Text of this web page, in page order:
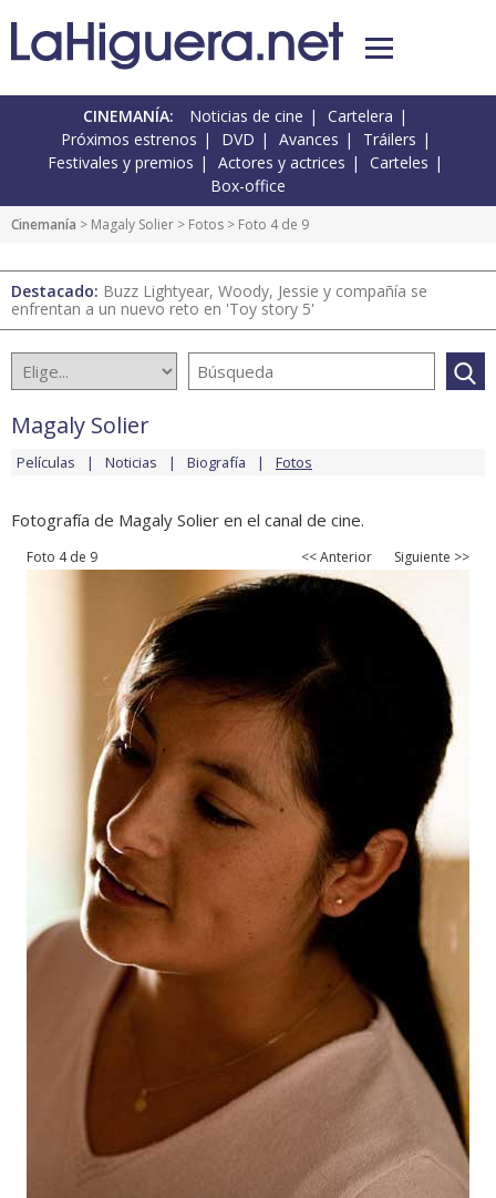
CINEMANÍA: Noticias de cine
Cartelera
Próximos estrenos
DVD Avances
Tráilers
Festivales y premios
Actores y actrices
Carteles
Box-office
Cinemanía > Magaly Solier > Fotos > Foto 4 de 9
Destacado: Buzz Lightyear, Woody, Jessie y compañía se
enfrentan a un nuevo reto en 'Toy story 5'
Magaly Solier
Películas Noticias Biografía Fotos
Fotografía de Magaly Solier en el canal de cine.
Foto 4 de 9 << Anterior Siguiente >>